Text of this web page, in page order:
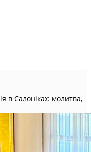
в Салоніках: молитва,